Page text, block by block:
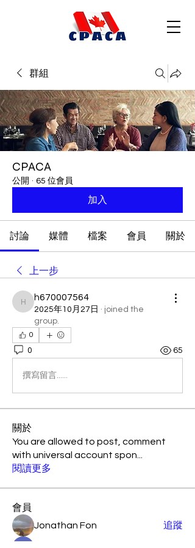
群組
CPACA
公開 · 65 位會員
加入
討論 媒體 檔案 會員 關於
上一步
h670007564
h670007564
2025年10月27日 · joined the
group.
0
0 65
撰寫留言......
關於
You are allowed to post, comment
with universal account spon
閱讀更多
會員
Jonathan Fon 追蹤